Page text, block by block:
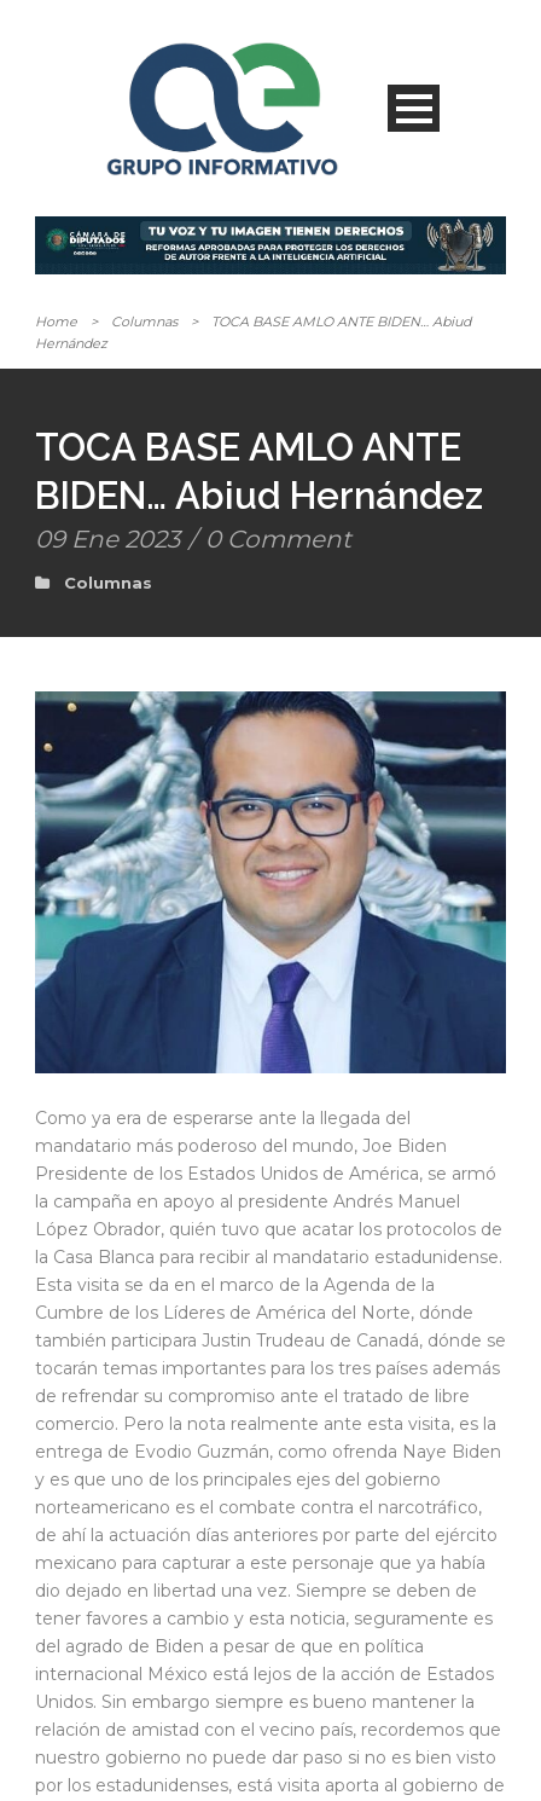
Home > Columnas >
TOCA BASE AMLO ANTE BIDEN… Abiud
Hernández
TOCA BASE AMLO ANTE
BIDEN… Abiud Hernández
09 Ene 2023 / 0 Comment
Columnas
Como ya era de esperarse ante la llegada del
mandatario más poderoso del mundo, Joe Biden
Presidente de los Estados Unidos de América, se armó
la campaña en apoyo al presidente Andrés Manuel
López Obrador, quién tuvo que acatar los protocolos de
la Casa Blanca para recibir al mandatario estadunidense.
Esta visita se da en el marco de la Agenda de la
Cumbre de los Líderes de América del Norte, dónde
también participara Justin Trudeau de Canadá, dónde se
tocarán temas importantes para los tres países además
de refrendar su compromiso ante el tratado de libre
comercio. Pero la nota realmente ante esta visita, es la
entrega de Evodio Guzmán, como ofrenda Naye Biden
y es que uno de los principales ejes del gobierno
norteamericano es el combate contra el narcotráfico,
de ahí la actuación días anteriores por parte del ejército
mexicano para capturar a este personaje que ya había
dio dejado en libertad una vez. Siempre se deben de
tener favores a cambio y esta noticia, seguramente es
del agrado de Biden a pesar de que en política
internacional México está lejos de la acción de Estados
Unidos. Sin embargo siempre es bueno mantener la
relación de amistad con el vecino país, recordemos que
nuestro gobierno no puede dar paso si no es bien visto
por los estadunidenses, está visita aporta al gobierno de